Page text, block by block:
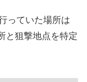
っていた場所は
と狙撃地点を特定